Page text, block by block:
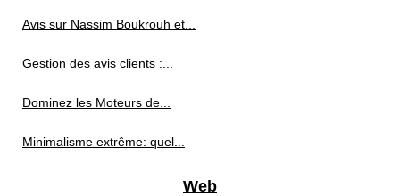
Avis sur Nassim Boukrouh et...
Gestion des avis clients :...
Dominez les Moteurs de...
Minimalisme extrême: quel...
Web